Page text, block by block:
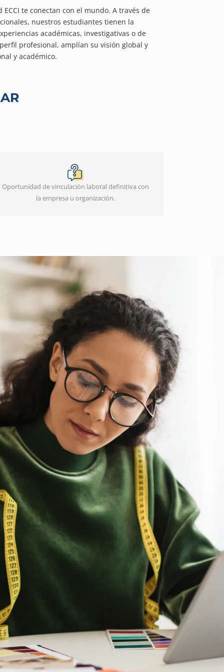
te conectan con el mundo. A través de
nuestros estudiantes tienen la
académicas, investigativas o de
profesional, amplían su visión global y
y académico.
Oportunidad de vinculación laboral definitiva con
la empresa u organización.